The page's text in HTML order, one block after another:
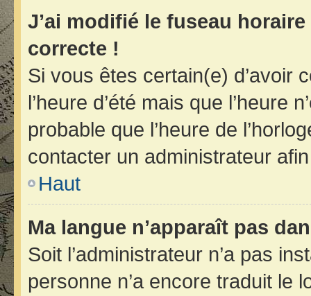
J’ai modifié le fuseau
correcte !
Si vous êtes certain(e) d’avoir
l’heure d’été mais que l’heure
probable que l’heure de
contacter un administrateur
Haut
Ma langue n’apparaît pas
Soit l’administrateur n’a pas
personne n’a encore traduit le